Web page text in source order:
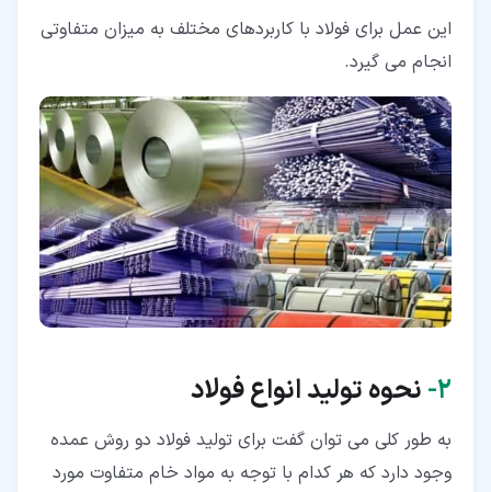
این عمل برای فولاد با کاربردهای مختلف به میزان متفاوتی
انجام می گیرد.
۲‏- نحوه تولید انواع فولاد
به طور کلی می توان گفت برای تولید فولاد دو روش عمده
وجود دارد که هر کدام با توجه به مواد خام متفاوت مورد